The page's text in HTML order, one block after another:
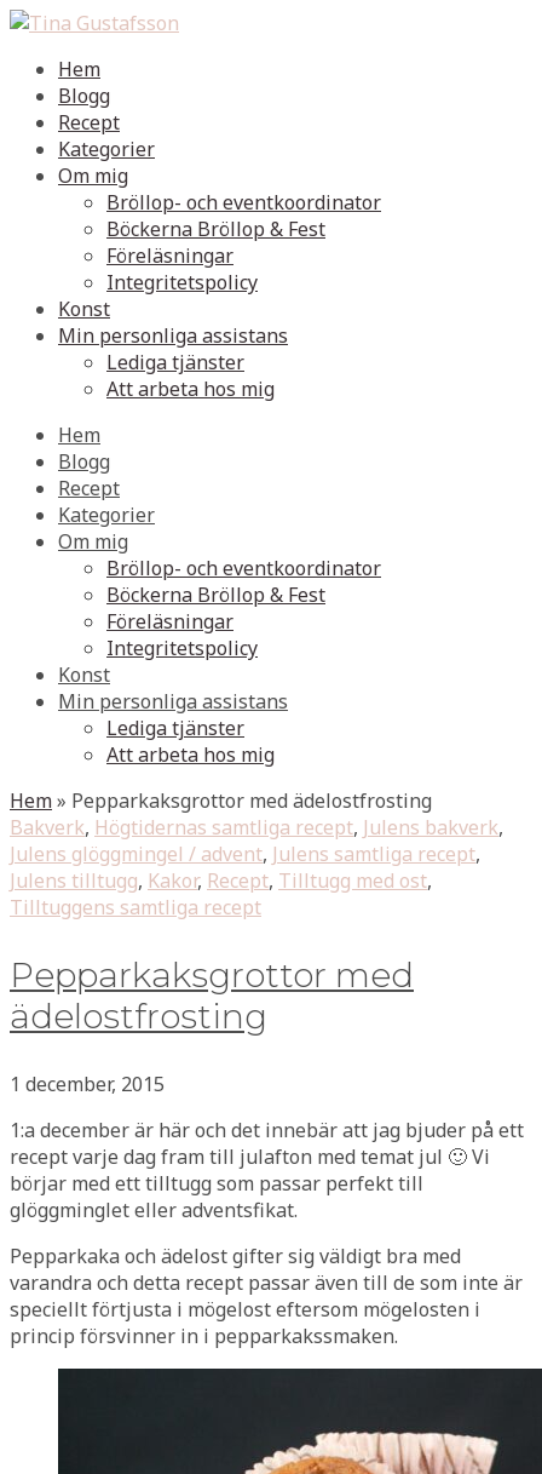
Hem
Blogg
Recept
Kategorier
Om mig
Bröllop- och eventkoordinator
Böckerna Bröllop & Fest
Föreläsningar
Integritetspolicy
Konst
Min personliga assistans
Lediga tjänster
Att arbeta hos mig
Hem
Blogg
Recept
Kategorier
Om mig
Bröllop- och eventkoordinator
Böckerna Bröllop & Fest
Föreläsningar
Integritetspolicy
Konst
Min personliga assistans
Lediga tjänster
Att arbeta hos mig
Hem» Pepparkaksgrottor med ädelostfrosting
Bakverk, Högtidernas samtliga recept, Julens bakverk,
Julens glöggmingel / advent, Julens samtliga recept,
Julens tilltugg, Kakor, Recept, Tilltugg med ost,
Tilltuggens samtliga recept
Pepparkaksgrottor med
ädelostfrosting
1 december, 2015
1:a december är här och det innebär att jag bjuder på ett
recept varje dag fram till julafton med temat jul 🙂 Vi
börjar med ett tilltugg som passar perfekt till
glöggminglet eller adventsfikat.
Pepparkaka och ädelost gifter sig väldigt bra med
varandra och detta recept passar även till de som inte är
speciellt förtjusta i mögelost eftersom mögelosten i
princip försvinner in i pepparkakssmaken.